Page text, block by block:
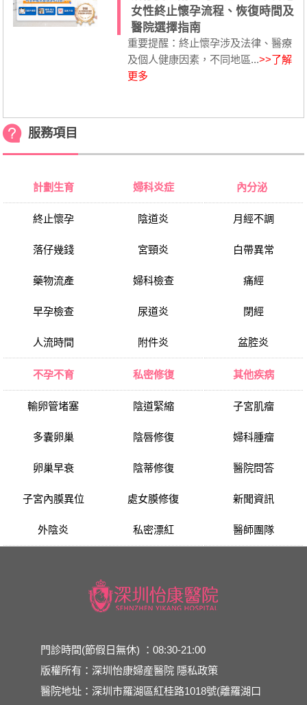
女性終止懷孕流程、恢復時間及
醫院選擇指南
重要提醒：終止懷孕涉及法律、醫療
及個人健康因素，不同地區...>>了解
更多
服務項目
計劃生育
終止懷孕
落仔幾錢
藥物流產
早孕檢查
人流時間
婦科炎症
陰道炎
宮頸炎
婦科檢查
尿道炎
附件炎
內分泌
月經不調
白帶異常
痛經
閉經
盆腔炎
不孕不育
輸卵管堵塞
多囊卵巢
卵巢早衰
子宮內膜異位
外陰炎
私密修復
陰道緊縮
陰唇修復
陰蒂修復
處女膜修復
私密漂紅
其他疾病
子宮肌瘤
婦科腫瘤
醫院問答
新聞資訊
醫師團隊
門診時間(節假日無休) ：08:30-21:00
版權所有：深圳怡康婦産醫院 隱私政策
醫院地址：深圳市羅湖區紅桂路1018號(離羅湖口